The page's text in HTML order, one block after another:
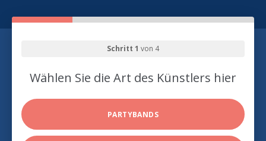
Schritt 1 von 4
Wählen Sie die Art des Künstlers hier
PARTYBANDS